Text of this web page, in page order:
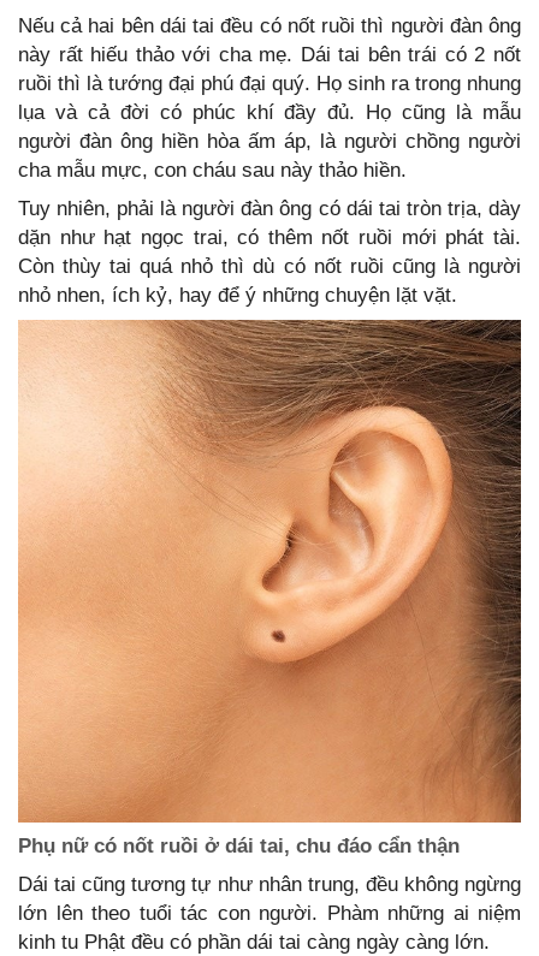
Nếu cả hai bên dái tai đều có nốt ruồi thì người đàn ông
này rất hiếu thảo với cha mẹ. Dái tai bên trái có 2 nốt
ruồi thì là tướng đại phú đại quý. Họ sinh ra trong nhung
lụa và cả đời có phúc khí đầy đủ. Họ cũng là mẫu
người đàn ông hiền hòa ấm áp, là người chồng người
cha mẫu mực, con cháu sau này thảo hiền.
Tuy nhiên, phải là người đàn ông có dái tai tròn trịa, dày
dặn như hạt ngọc trai, có thêm nốt ruồi mới phát tài.
Còn thùy tai quá nhỏ thì dù có nốt ruồi cũng là người
nhỏ nhen, ích kỷ, hay để ý những chuyện lặt vặt.
Phụ nữ có nốt ruồi ở dái tai, chu đáo cẩn thận
Dái tai cũng tương tự như nhân trung, đều không ngừng
lớn lên theo tuổi tác con người. Phàm những ai niệm
kinh tu Phật đều có phần dái tai càng ngày càng lớn.